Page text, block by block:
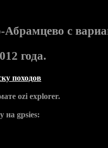
с
года.
походов
ozi explorer.
на gpsies: